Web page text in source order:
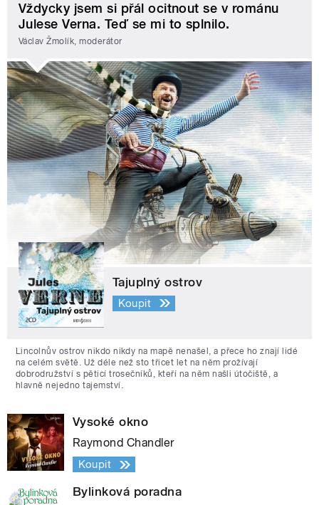
Vždycky jsem si přál ocitnout se v románu
Julese Verna. Teď se mi to splnilo.
Václav Žmolík, moderátor
Tajuplný ostrov
Koupit
Lincolnův ostrov nikdo nikdy na mapě nenašel, a přece ho znají lidé
na celém světě. Už déle než sto třicet let na něm prožívají
dobrodružství s pěticí trosečníků, kteří na něm našli útočiště, a
hlavně nejedno tajemství.
Vysoké okno
Raymond Chandler
Koupit
Bylinková poradna